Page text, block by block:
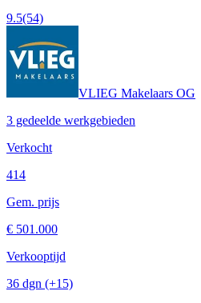
9.5(54)
VLIEG Makelaars OG
3 gedeelde werkgebieden
Verkocht
414
Gem. prijs
€ 501.000
Verkooptijd
36 dgn (+15)